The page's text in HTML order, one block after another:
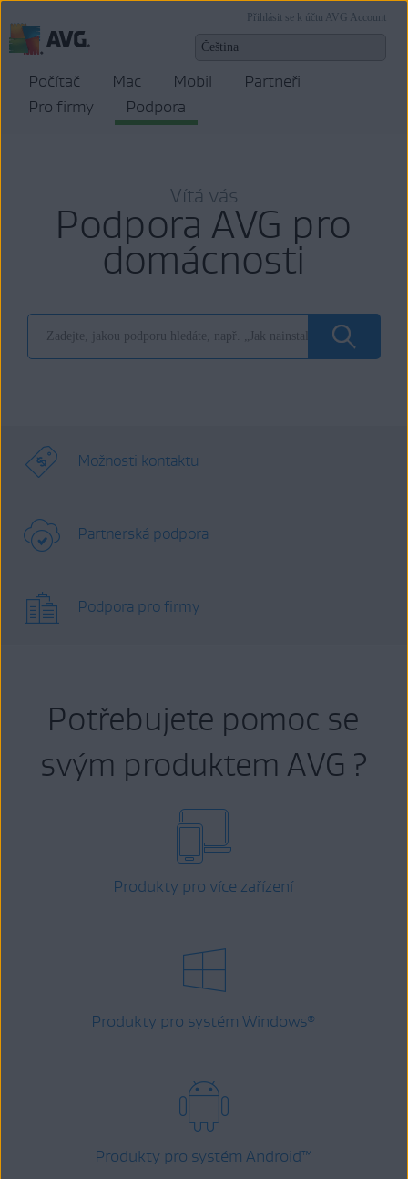
Přihlásit se k účtu AVG Account
Počítač Mac Mobil
Partneři
Pro firmy
Podpora
Vítá vás
Podpora AVG pro
domácnosti
Možnosti kontaktu
Partnerská podpora
Podpora pro firmy
Potřebujete pomoc se
svým produktem AVG ?
Produkty pro více zařízení
Produkty pro systém Windows®
Produkty pro systém Android™